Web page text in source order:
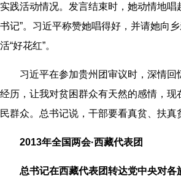
实践活动情况。发言结束时，她动情地
书记”。习近平称赞她唱得好，并请她向
活“好花红”。
习近平在参加贵州团审议时，深情回
经历，让我对贫困群众有天然的感情，
民群众。总书记说，干部要看真贫、扶
2013年全国两会·西藏代表团
总书记在西藏代表团转达党中央对各